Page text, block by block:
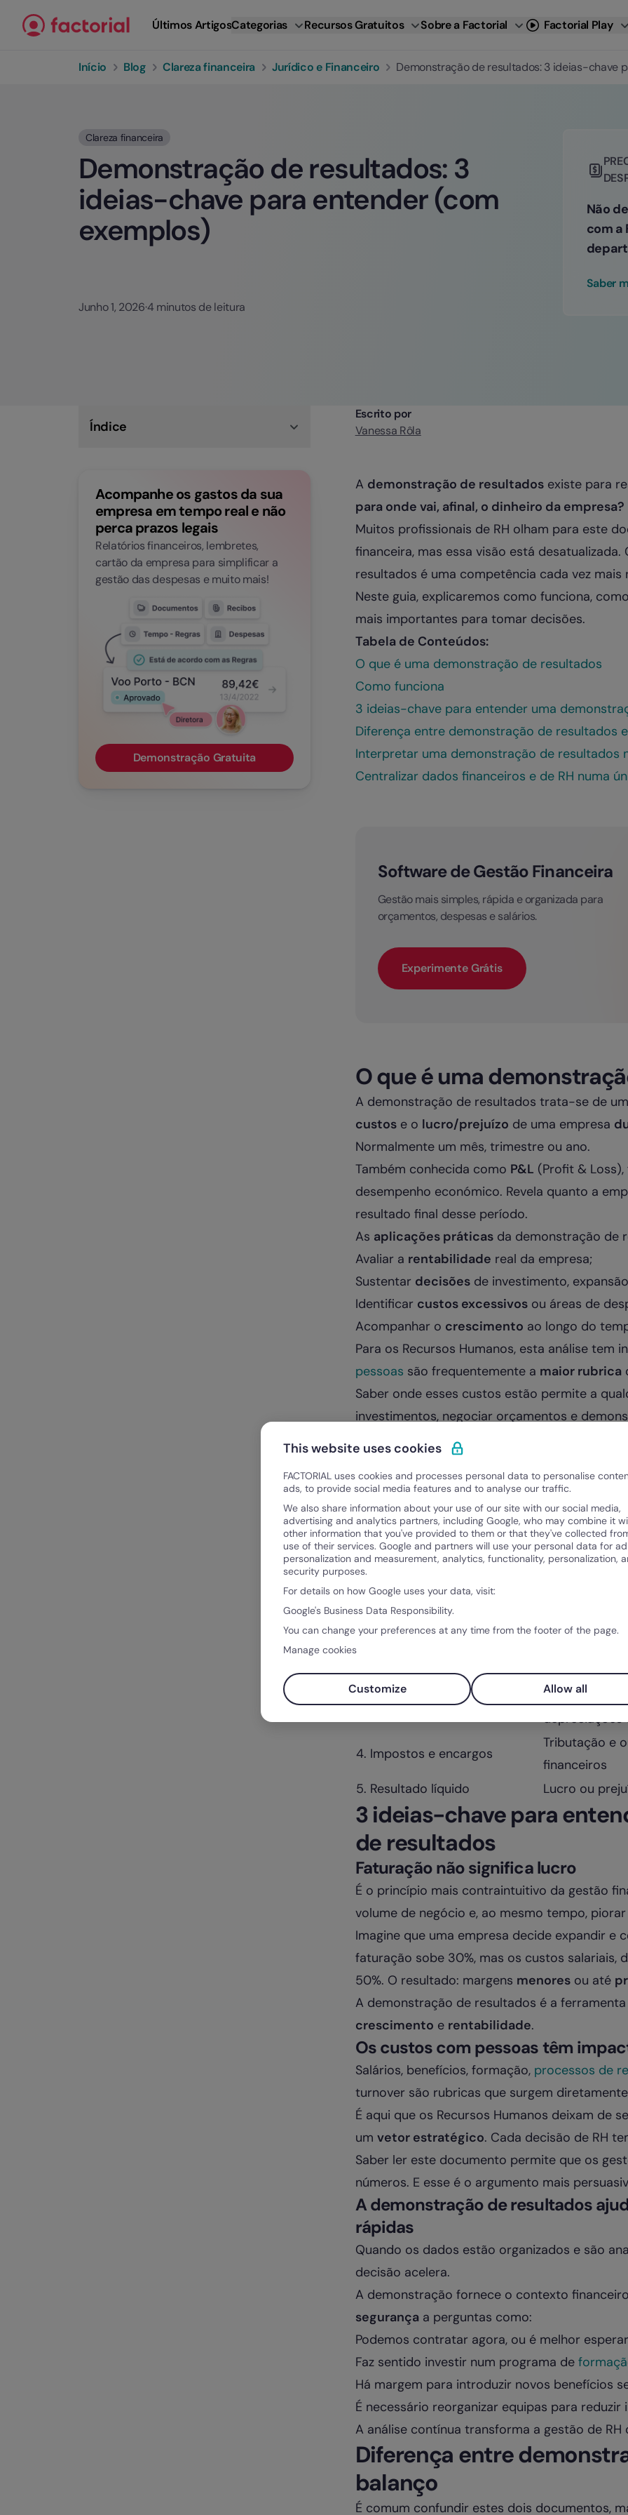
Últimos ArtigosCategorias Recursos Gratuitos Sobre a Factorial Factorial Play
Início Blog Clareza financeira Jurídico e Financeiro Demonstração de resultados: 3 ideias-chave
Clareza financeira
Demonstração de resultados: 3
ideias-chave para entender (com
exemplos)
Junho 1, 2026·4 minutos de leitura
Não
com a
Saber
Índice
demonstração de resultados
Diferença entre demonstração de resultados e
balanço
Interpretar uma demonstração de resultados
na prática
Centralizar dados financeiros e de RH numa
única plataforma
Acompanhe os gastos da sua
empresa em tempo real e não
perca prazos legais
Relatórios financeiros, lembretes,
cartão da empresa para simplificar a
gestão das despesas e muito mais!
Demonstração Gratuita
Escrito por
Vanessa Rôla
A demonstração de resultadosexiste para
para onde vai, afinal, o dinheiro da empresa?
Muitos profissionais de RH olham para este
financeira, mas essa visão está
resultados é uma competência cada vez
Neste guia, explicaremos como funciona,
mais importantes para tomar decisões.
Tabela de Conteúdos:
O que é uma demonstração de resultados
Como funciona
3 ideias-chave para entender uma
Diferença entre demonstração de resultados
Interpretar uma demonstração de resultados
Centralizar dados financeiros e de RH numa
Software de Gestão Financeira
Gestão mais simples, rápida e organizada para
orçamentos, despesas e salários.
Experimente Grátis
O que é uma
A demonstração de resultados trata-se de
custose o lucro/prejuízo de uma empresa
Normalmente um mês, trimestre ou ano.
Também conhecida como P&L (Profit &
desempenho económico. Revela quanto a
resultado final desse período.
As aplicações práticasda demonstração de
Avaliar a rentabilidade real da empresa;
Sustentar decisõesde investimento,
Identificar custos excessivosou áreas de
Acompanhar o crescimento ao longo do
Para os Recursos Humanos, esta análise tem
pessoas são frequentemente a maior rubrica
Saber onde esses custos estão permite a
investimentos, negociar orçamentos e
Como funciona
A estrutura de uma demonstração de
topo, asreceitas, e vai descendo até ao
Funciona, assim, como um espelho do que
tempo, tornando-a especialmente útil para
sinalizar problemas antes que se agravem.
Componente
1. Receitas (Faturação)
Total de
no período
Salários,
marketing, etc.
3. EBITDA
Resultado
depreciações
4. Impostos e encargos
Tributação e
financeiros
5. Resultado líquido
Lucro ou
3 ideias-chave para
de resultados
Faturação não significa lucro
É o princípio mais contraintuitivo da gestão
volume de negócio e, ao mesmo tempo,
Imagine que uma empresa decide expandir e
faturação sobe 30%, mas os custos salariais,
50%. O resultado: margens menoresou até
A demonstração de resultados é a
crescimento e rentabilidade.
Os custos com pessoas têm
Salários, benefícios, formação, processos de
turnover são rubricas que surgem
É aqui que os Recursos Humanos deixam de
um vetor estratégico. Cada decisão de RH
Saber ler este documento permite que os
números. E esse é o argumento mais
A demonstração de resultados
rápidas
Quando os dados estão organizados e são
decisão acelera.
A demonstração fornece o contexto
segurançaa perguntas como:
Podemos contratar agora, ou é melhor
Faz sentido investir num programa de
Há margem para introduzir novos benefícios
É necessário reorganizar equipas para reduzir
A análise contínua transforma a gestão de
Diferença entre
balanço
É comum confundir estes dois documentos,
This website uses cookies
FACTORIAL uses cookies and processes personal data to personalise
ads, to provide social media features and to analyse our traffic.
We also share information about your use of our site with our social media,
advertising and analytics partners, including Google, who may combine it
other information that you've provided to them or that they've collected
use of their services. Google and partners will use your personal data for ad
personalization and measurement, analytics, functionality, personalization,
security purposes.
For details on how Google uses your data, visit:
Google's Business Data Responsibility.
You can change your preferences at any time from the footer of the page.
Manage cookies
Customize Allow all